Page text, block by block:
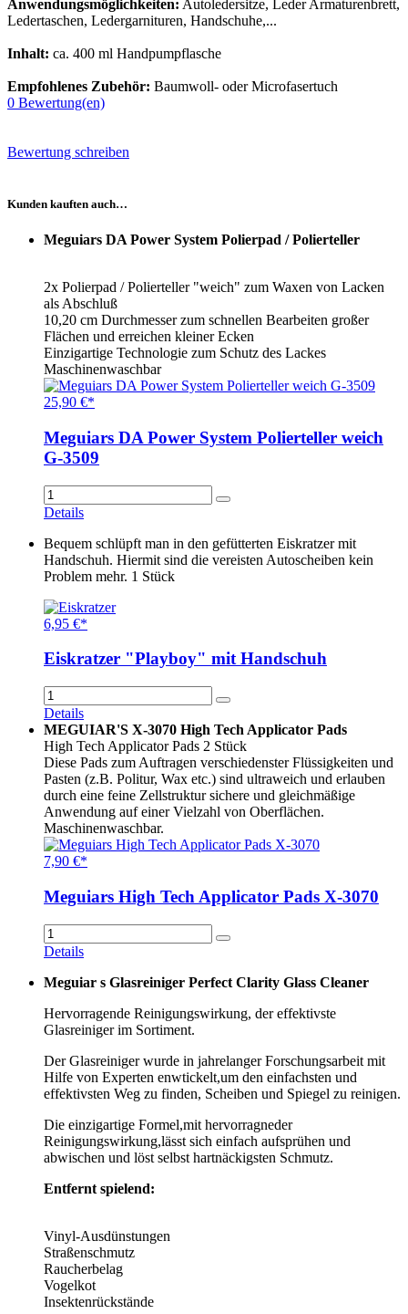
Anwendungsmöglichkeiten: Autoledersitze, Leder Armaturenbrett,
Ledertaschen, Ledergarnituren, Handschuhe,...
Inhalt: ca. 400 ml Handpumpflasche
Empfohlenes Zubehör: Baumwoll- oder Microfasertuch
0 Bewertung(en)
Bewertung schreiben
Kunden kauften auch…
Meguiars DA Power System Polierpad / Polierteller
2x Polierpad / Polierteller "weich" zum Waxen von Lacken
als Abschluß
10,20 cm Durchmesser zum schnellen Bearbeiten großer
Flächen und erreichen kleiner Ecken
Einzigartige Technologie zum Schutz des Lackes
Maschinenwaschbar
25,90 €*
Meguiars DA Power System Polierteller weich
G-3509
Details
Bequem schlüpft man in den gefütterten Eiskratzer mit
Handschuh. Hiermit sind die vereisten Autoscheiben kein
Problem mehr. 1 Stück
6,95 €*
Eiskratzer "Playboy" mit Handschuh
Details
MEGUIAR'S X-3070 High Tech Applicator Pads
High Tech Applicator Pads 2 Stück
Diese Pads zum Auftragen verschiedenster Flüssigkeiten und
Pasten (z.B. Politur, Wax etc.) sind ultraweich und erlauben
durch eine feine Zellstruktur sichere und gleichmäßige
Anwendung auf einer Vielzahl von Oberflächen.
Maschinenwaschbar.
7,90 €*
Meguiars High Tech Applicator Pads X-3070
Details
Meguiar s Glasreiniger Perfect Clarity Glass Cleaner
Hervorragende Reinigungswirkung, der effektivste
Glasreiniger im Sortiment.
Der Glasreiniger wurde in jahrelanger Forschungsarbeit mit
Hilfe von Experten enwtickelt,um den einfachsten und
effektivsten Weg zu finden, Scheiben und Spiegel zu reinigen.
Die einzigartige Formel,mit hervorragneder
Reinigungswirkung,lässt sich einfach aufsprühen und
abwischen und löst selbst hartnäckigsten Schmutz.
Entfernt spielend:
Vinyl-Ausdünstungen
Straßenschmutz
Raucherbelag
Vogelkot
Insektenrückstände